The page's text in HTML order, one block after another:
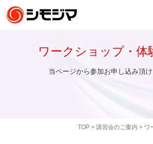
TOP> 講習会のご案内 > ワ
ワークショップ・体
当ページから参加お申し込み頂け